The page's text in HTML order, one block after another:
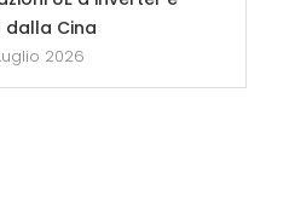
dalla Cina
2026